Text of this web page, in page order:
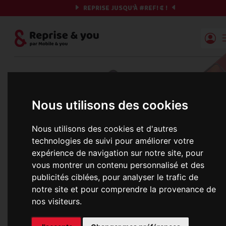
Nous utilisons des cookies
Nous utilisons des cookies et d'autres
technologies de suivi pour améliorer votre
expérience de navigation sur notre site, pour
vous montrer un contenu personnalisé et des
publicités ciblées, pour analyser le trafic de
notre site et pour comprendre la provenance de
nos visiteurs.
REPRISE JUSQU'À #REF!€ !
Reprise | Mobile & you
Préparez votre chrono et vos informations,
c'est parti !
Nous récupérons les meilleures
Une erreur est survenue :